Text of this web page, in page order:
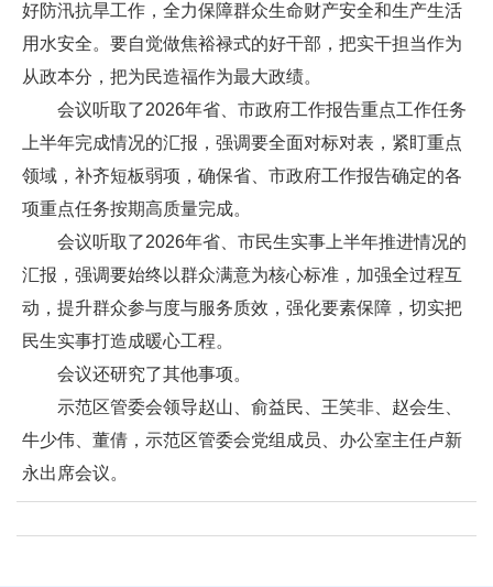
好防汛抗旱工作，全力保障群众生命财产安全和生产生活
用水安全。要自觉做焦裕禄式的好干部，把实干担当作为
从政本分，把为民造福作为最大政绩。
会议听取了2026年省、市政府工作报告重点工作任务
上半年完成情况的汇报，强调要全面对标对表，紧盯重点
领域，补齐短板弱项，确保省、市政府工作报告确定的各
项重点任务按期高质量完成。
会议听取了2026年省、市民生实事上半年推进情况的
汇报，强调要始终以群众满意为核心标准，加强全过程互
动，提升群众参与度与服务质效，强化要素保障，切实把
民生实事打造成暖心工程。
会议还研究了其他事项。
示范区管委会领导赵山、俞益民、王笑非、赵会生、
牛少伟、董倩，示范区管委会党组成员、办公室主任卢新
永出席会议。